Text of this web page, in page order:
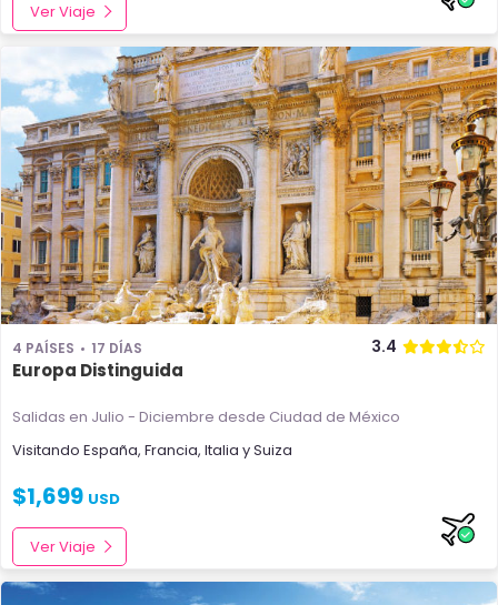
Ver Viaje
4 PAÍSES 17 DÍAS 3.4
Europa Distinguida
Salidas en Julio - Diciembre desde Ciudad de México
Visitando España, Francia, Italia ySuiza
$1,699 USD
Ver Viaje